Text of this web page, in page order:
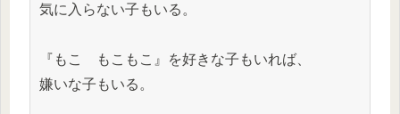
気に入らない子もいる。
『もこ　もこもこ』を好きな子もいれば、
嫌いな子もいる。